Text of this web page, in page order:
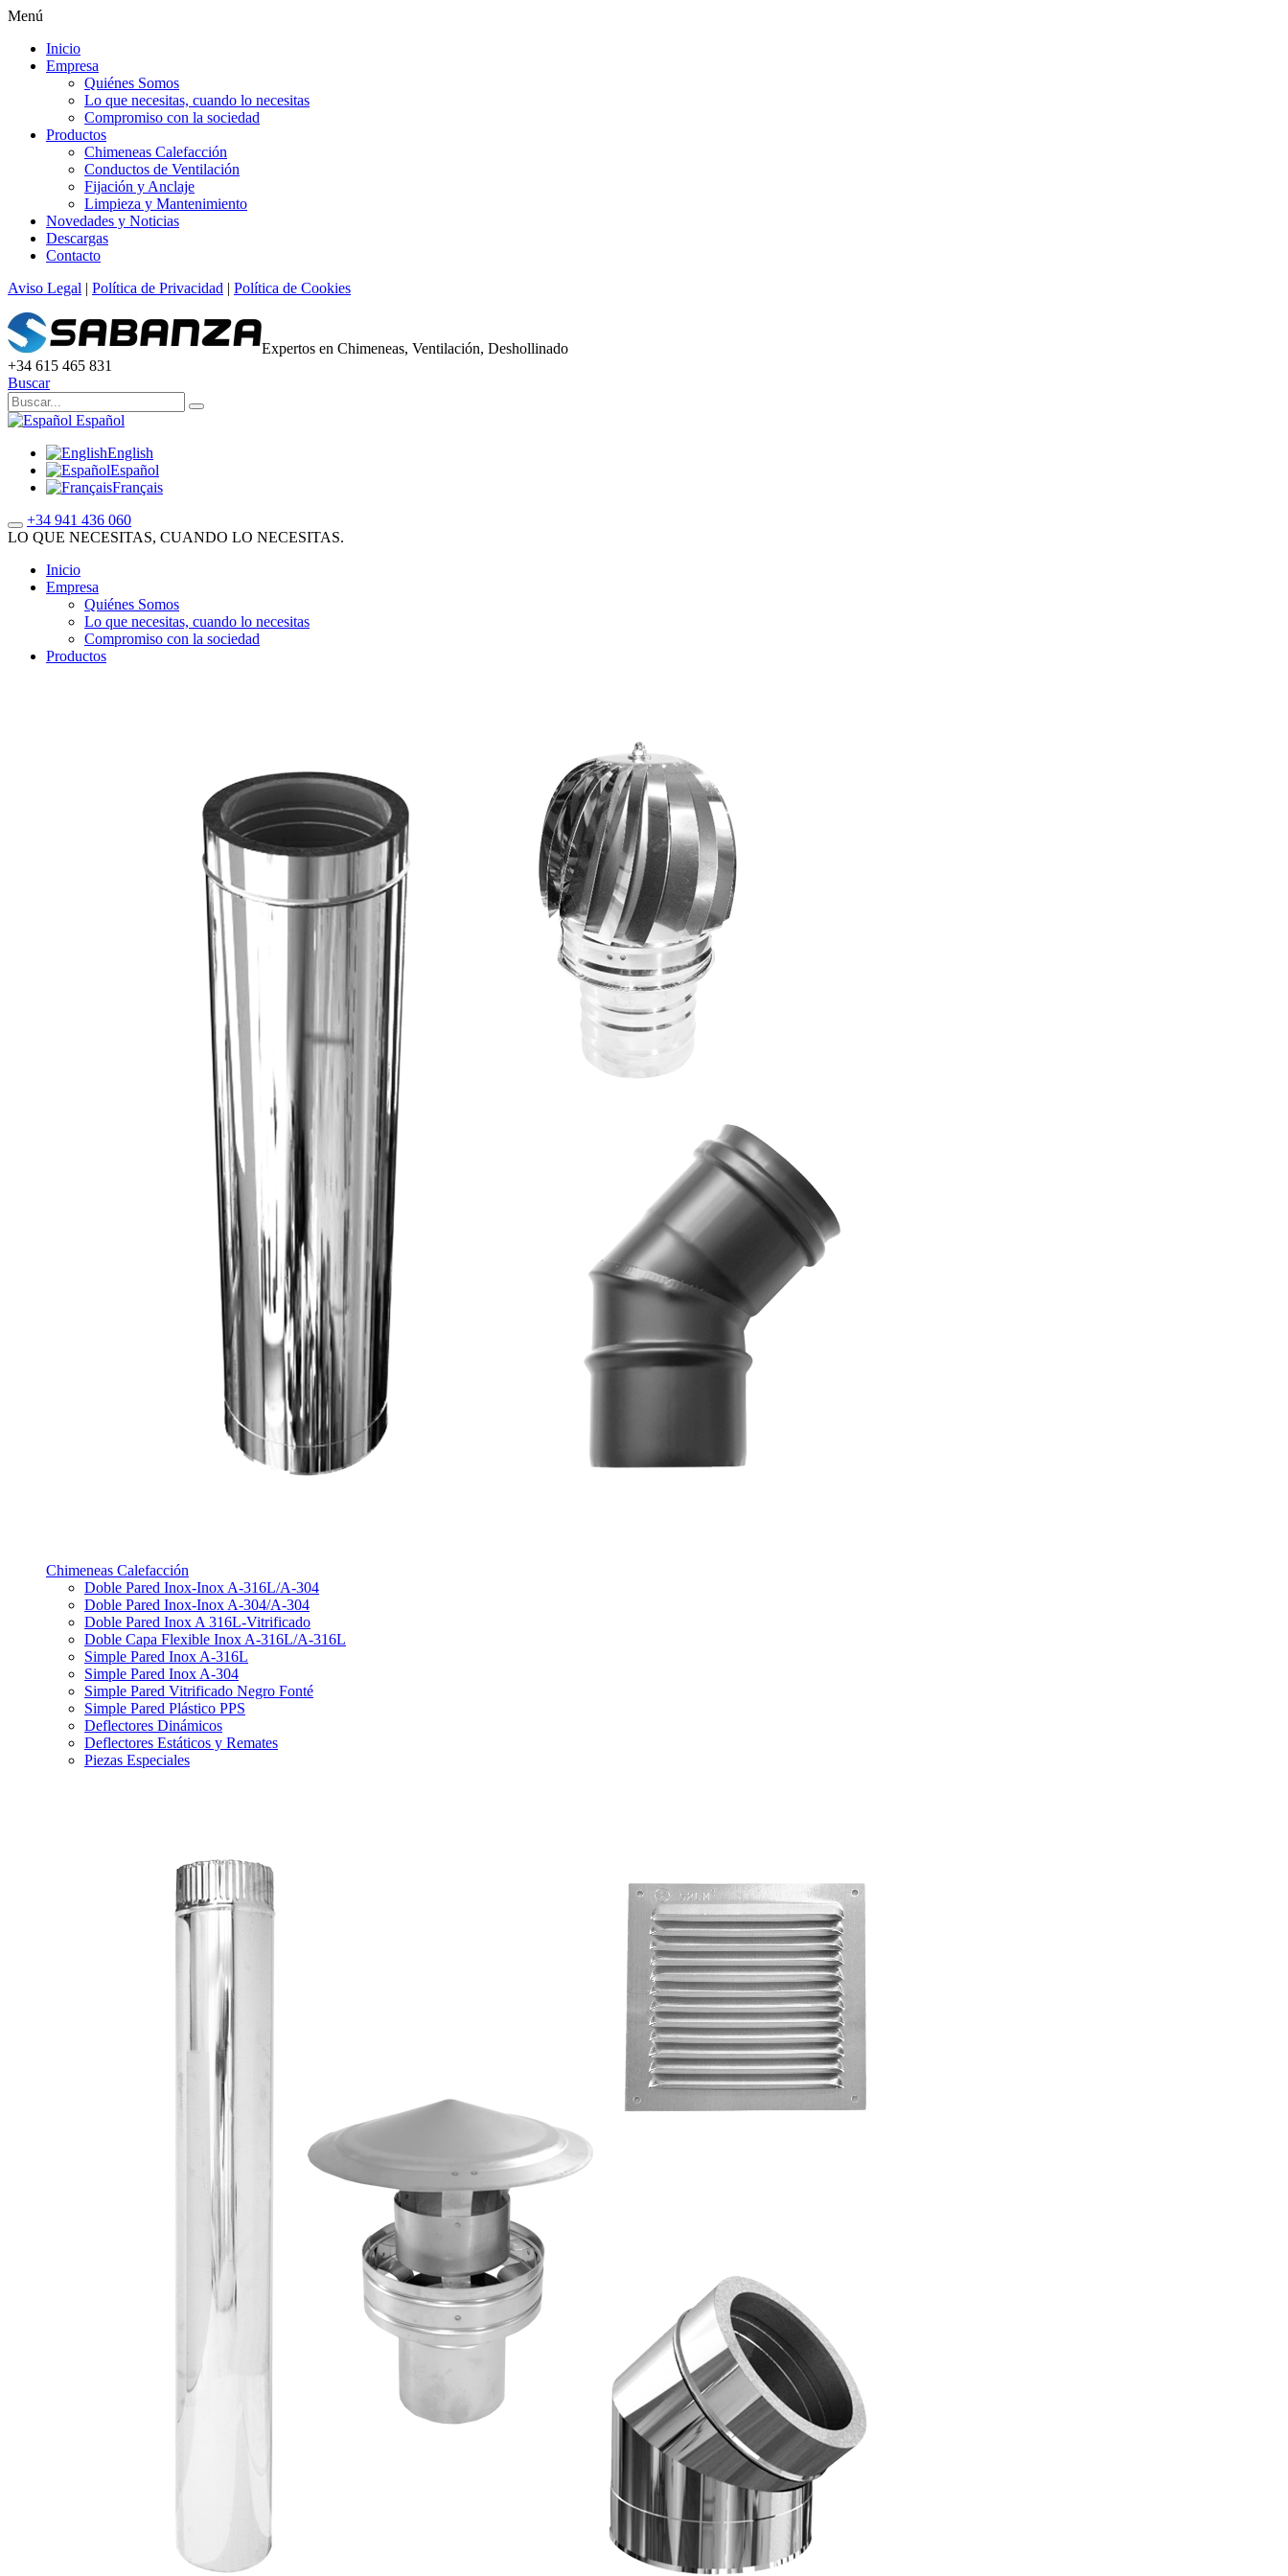
Menú
Inicio
Empresa
Quiénes Somos
Lo que necesitas, cuando lo necesitas
Compromiso con la sociedad
Productos
Chimeneas Calefacción
Conductos de Ventilación
Fijación y Anclaje
Limpieza y Mantenimiento
Novedades y Noticias
Descargas
Contacto
Aviso Legal | Política de Privacidad | Política de Cookies
Expertos en Chimeneas, Ventilación, Deshollinado
+34 615 465 831
Buscar
Español
English
Español
Français
+34 941 436 060
LO QUE NECESITAS, CUANDO LO NECESITAS.
Inicio
Empresa
Quiénes Somos
Lo que necesitas, cuando lo necesitas
Compromiso con la sociedad
Productos
Chimeneas Calefacción
Doble Pared Inox-Inox A-316L/A-304
Doble Pared Inox-Inox A-304/A-304
Doble Pared Inox A 316L-Vitrificado
Doble Capa Flexible Inox A-316L/A-316L
Simple Pared Inox A-316L
Simple Pared Inox A-304
Simple Pared Vitrificado Negro Fonté
Simple Pared Plástico PPS
Deflectores Dinámicos
Deflectores Estáticos y Remates
Piezas Especiales